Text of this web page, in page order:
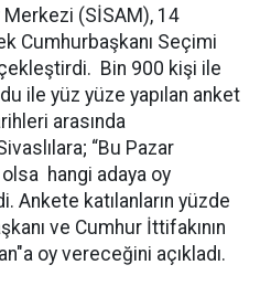
Merkezi (SİSAM), 14
Cumhurbaşkanı Seçimi
Bin 900 kişi ile
ile yüz yüze yapılan anket
arasında
“Bu Pazar
hangi adaya oy
Ankete katılanların yüzde
ve Cumhur İttifakının
oy vereceğini açıkladı.